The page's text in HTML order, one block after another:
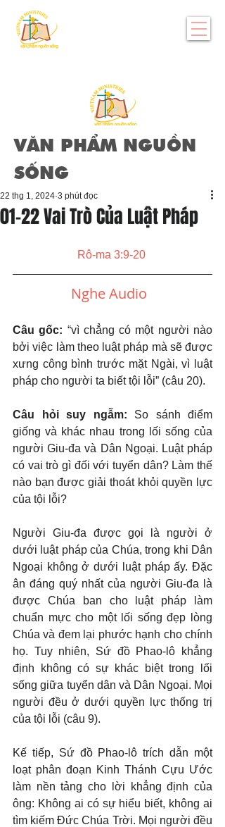
VĂN PHẨM NGUỒN
SỐNG
01-22 Vai Trò Của Luật Pháp
22 thg 1, 2024 3 phút đọc
Rô-ma 3:9-20
Nghe Audio
Câu gốc: “vì chẳng có một người nào
bởi việc làm theo luật pháp mà sẽ được
xưng công bình trước mặt Ngài, vì luật
pháp cho người ta biết tội lỗi” (câu 20).
Câu hỏi suy ngẫm: So sánh điểm
giống và khác nhau trong lối sống của
người Giu-đa và Dân Ngoại. Luật pháp
có vai trò gì đối với tuyển dân? Làm thế
nào bạn được giải thoát khỏi quyền lực
của tội lỗi?
Người Giu-đa được gọi là người ở
dưới luật pháp của Chúa, trong khi Dân
Ngoại không ở dưới luật pháp ấy. Đặc
ân đáng quý nhất của người Giu-đa là
được Chúa ban cho luật pháp làm
chuẩn mực cho một lối sống đẹp lòng
Chúa và đem lại phước hạnh cho chính
họ. Tuy nhiên, Sứ đồ Phao-lô khẳng
định không có sự khác biệt trong lối
sống giữa tuyển dân và Dân Ngoại. Mọi
người đều ở dưới quyền lực thống trị
của tội lỗi (câu 9).
Kế tiếp, Sứ đồ Phao-lô trích dẫn một
loạt phân đoạn Kinh Thánh Cựu Ước
làm nền tảng cho lời khẳng định của
ông: Không ai có sự hiểu biết, không ai
tìm kiếm Đức Chúa Trời. Mọi người đều